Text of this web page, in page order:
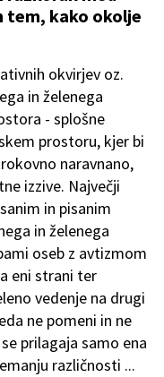
tem, kako okolje
okvirjev oz.
in želenega
- splošne
prostoru, kjer bi
naravnano,
izzive. Največji
in pisanim
in želenega
oseb z avtizmom
eni strani ter
vedenje na drugi
ne pomeni in ne
prilagaja samo ena
različnosti ...